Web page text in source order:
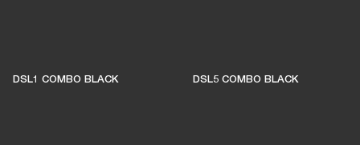
DSL1 COMBO BLACK DSL5 COMBO BLACK